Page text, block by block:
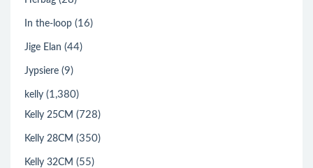
In the-loop (16)
Jige Elan (44)
Jypsiere (9)
kelly (1,380)
Kelly 25CM (728)
Kelly 28CM (350)
Kelly 32CM (55)